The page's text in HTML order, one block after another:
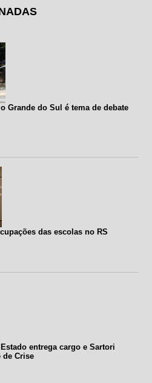
Grande do Sul é tema de debate
das escolas no RS
entrega cargo e Sartori
de Crise